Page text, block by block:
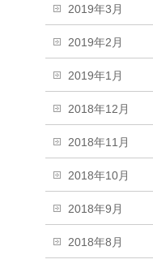
2019年3月
2019年2月
2019年1月
2018年12月
2018年11月
2018年10月
2018年9月
2018年8月